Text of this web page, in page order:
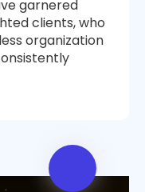
garnered
clients, who
organization